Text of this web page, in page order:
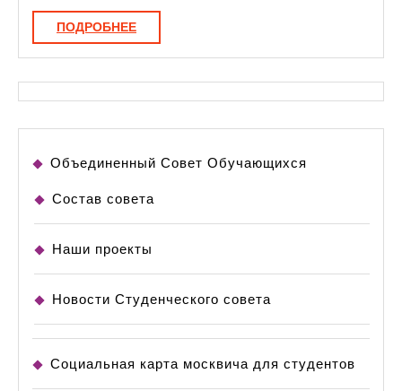
ПОДРОБНЕЕПОДРОБНЕЕ
Объединенный Совет Обучающихся
Состав совета
Наши проекты
Новости Студенческого совета
Социальная карта москвича для студентов